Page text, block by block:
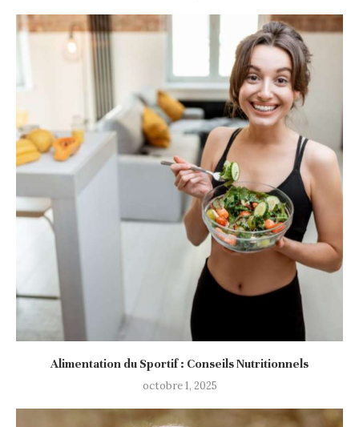
Alimentation du Sportif : Conseils Nutritionnels
octobre 1, 2025